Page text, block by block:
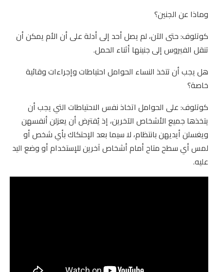
وماذا عن الجنين؟
كوتلوف: حتى الآن، لم يصل أحد إلى أدلة على أن الأم يمكن أن
تنقل الفيروس إلى جنينها أثناء الحمل.
هل يجب أن تتخذ النساء الحوامل احتياطات وإجراءات وقائية
خاصة؟
كوتلوف: على الحوامل اتخاذ نفس الاحتياطات التي يجب أن
يتخذها جميع الأشخاص الآخرين، إذ يُفترض أن يعزلن أنفسهن
ويغسلن أيديهن بانتظام، لا سيما بعد الإحتكاك بأي شخص أو
لمس أي سطح متاح أمام أشخاص آخرين للإستخدام أو وضع اليد
عليه.